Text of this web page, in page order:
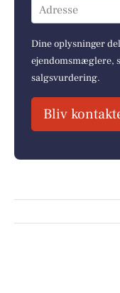
Adresse
Dine oplysninger
ejendomsmæglere,
salgsvurdering.
Bliv